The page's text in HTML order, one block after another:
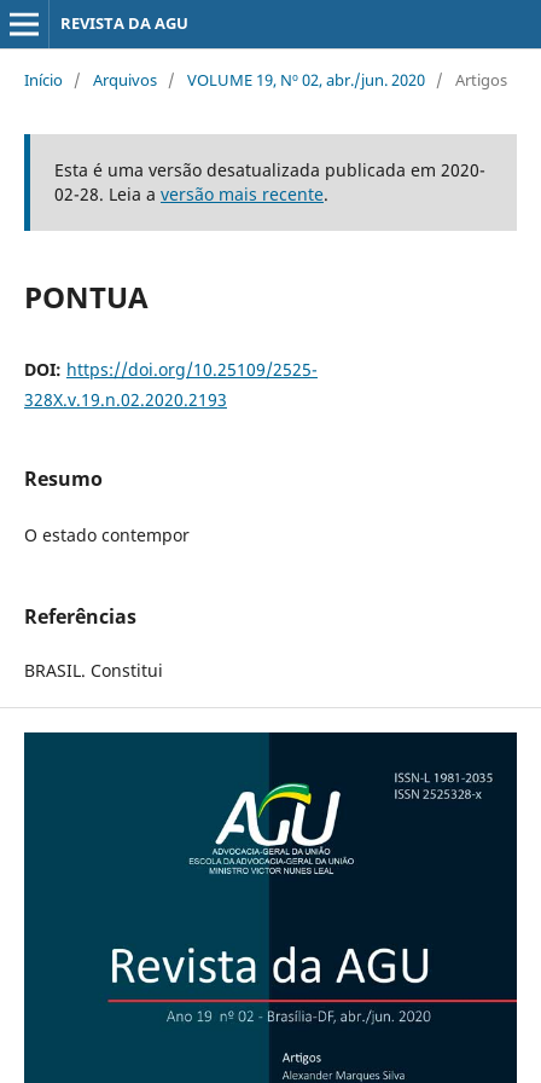
REVISTA DA AGU
Início / Arquivos / VOLUME 19, Nº 02, abr./jun. 2020 / Artigos
Esta é uma versão desatualizada publicada em 2020-
02-28. Leia a versão mais recente.
PONTUA
DOI: https://doi.org/10.25109/2525-
328X.v.19.n.02.2020.2193
Resumo
O estado contempor
Referências
BRASIL. Constitui